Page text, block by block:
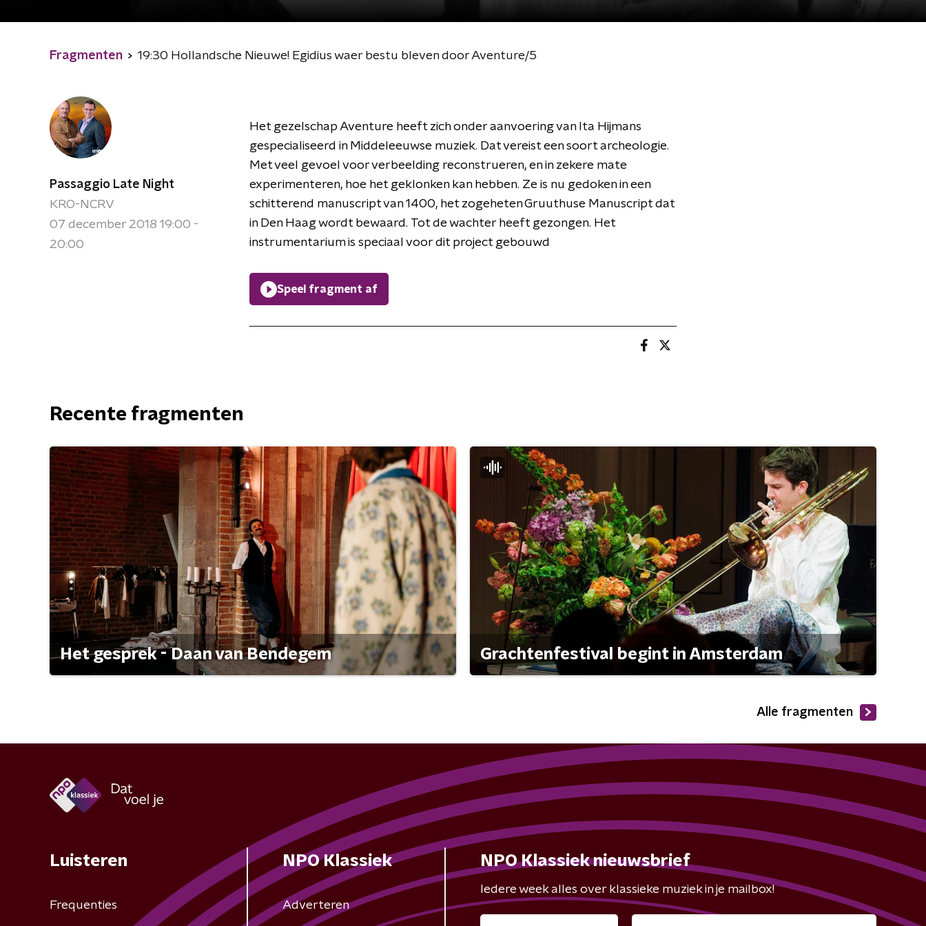
Fragmenten 19:30 Hollandsche Nieuwe! Egidius waer bestu bleven door Aventure/5
Passaggio Late Night
KRO-NCRV
07 december 2018 19:00 -
20:00
Het gezelschap Aventure heeft zich onder aanvoering van Ita Hijmans
gespecialiseerd in Middeleeuwse muziek. Dat vereist een soort archeologie.
Met veel gevoel voor verbeelding reconstrueren, en in zekere mate
experimenteren, hoe het geklonken kan hebben. Ze is nu gedoken in een
schitterend manuscript van 1400, het zogeheten Gruuthuse Manuscript dat
in Den Haag wordt bewaard. Tot de wachter heeft gezongen. Het
instrumentarium is speciaal voor dit project gebouwd
Speel fragment af
Recente fragmenten
Het gesprek - Daan van Bendegem Grachtenfestival begint in Amsterdam
Alle fragmenten
Luisteren
Frequenties
NPO Klassiek
Adverteren
NPO Klassiek nieuwsbrief
Iedere week alles over klassieke muziek in je mailbox!